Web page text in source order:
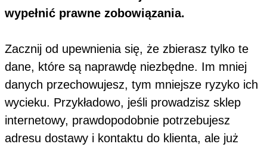
wypełnić prawne zobowiązania.
Zacznij od upewnienia się, że zbierasz tylko te
dane, które są naprawdę niezbędne. Im mniej
danych przechowujesz, tym mniejsze ryzyko ich
wycieku. Przykładowo, jeśli prowadzisz sklep
internetowy, prawdopodobnie potrzebujesz
adresu dostawy i kontaktu do klienta, ale już